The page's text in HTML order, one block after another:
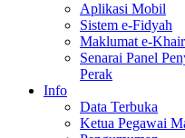
Aplikasi Mobil
Sistem e-Fidyah
Maklumat e-
Senarai Panel
Perak
Info
Data Terbuka
Ketua Pegawai